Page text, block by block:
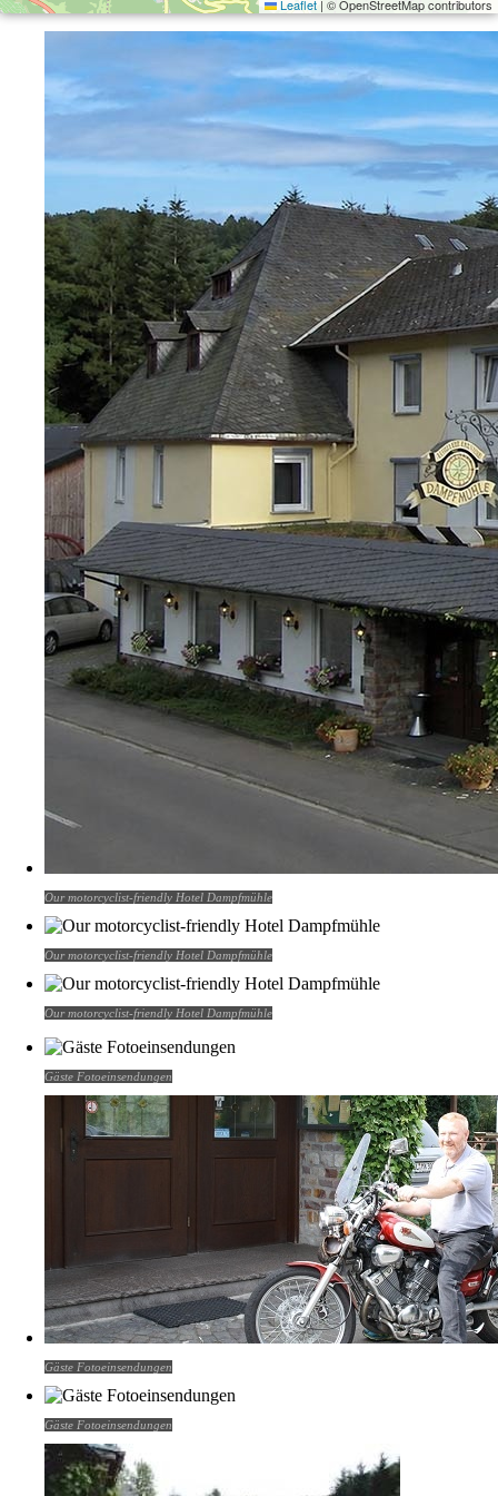
Efter mange kilometer på de smukke veje omkring Mosel er den
solopvarmede swimmingpool og den store solplæne det perfekte sted
at slappe af. Omgivet af vinmarker og natur kan du lade batterierne op,
nyde stilheden og gøre dig klar til endnu en uforglemmelig dag på
motorcyklen. Den fredelige beliggenhed gør det let at lægge hverdagen
Hotel Dampfmühle – Det perfekte motorhotel ved
Mosel
Hotel Dampfmühle i Enkirchkombinerer varm gæstfrihed,
fremragende regionale retter og en fantastisk beliggenhed i et af
Tysklands bedste motorcykelområder. Sikker motorcykelparkering,
komfortable værelser, personlig service og utallige smukke, snoede
veje gennemEnkirch,Mosel,HunsrückogEifelgør dette
motorhoteltil det oplagte valg for alle, der vil have mest muligt ud af
deres motorcykelferie.
Konklusion
Hvis du leder efter et hyggeligt, traditionelt og motorcykelvenligt
motorhotel ved Mosel
, finder du alt, hvad du har brug for påHotel
Dampfmühle i Enkirch
. Fantastisk natur, lækker regional mad, ægte
gæstfrihed og sikker parkering til motorcyklen gør hotellet til den
perfekte base for at opleve Mosel og dens endeløse snoede veje.
Uanset om du planlægger en weekendtur eller en længere
motorcykelferie, er Hotel Dampfmühle et sted, du får lyst til at vende
tilbage til igen og igen.
Leaflet | © OpenStreetMap contributors
Our motorcyclist-friendly Hotel Dampfmühle
Our motorcyclist-friendly Hotel Dampfmühle
Our motorcyclist-friendly Hotel Dampfmühle
Gäste Fotoeinsendungen
Gäste Fotoeinsendungen
Gäste Fotoeinsendungen